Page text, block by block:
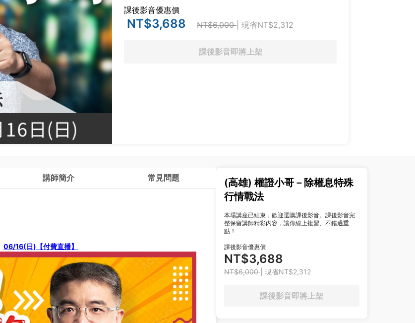
課後影音優惠價
NT$3,688 NT$6,000| 現省NT$2,312
課後影音即將上架
講師簡介 常見問題
06/16(日)【付費直播】
(高雄) 權證小哥－除權息特殊
行情戰法
本場講座已結束，歡迎選購課後影音。課後影音完
整保留講師精彩內容，讓你線上複習、不錯過重
點！
課後影音優惠價
NT$3,688
NT$6,000| 現省NT$2,312
課後影音即將上架